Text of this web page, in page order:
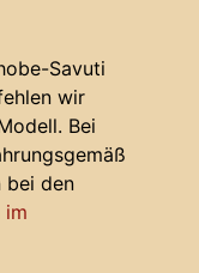
Savuti
wir
Bei
bei den
im